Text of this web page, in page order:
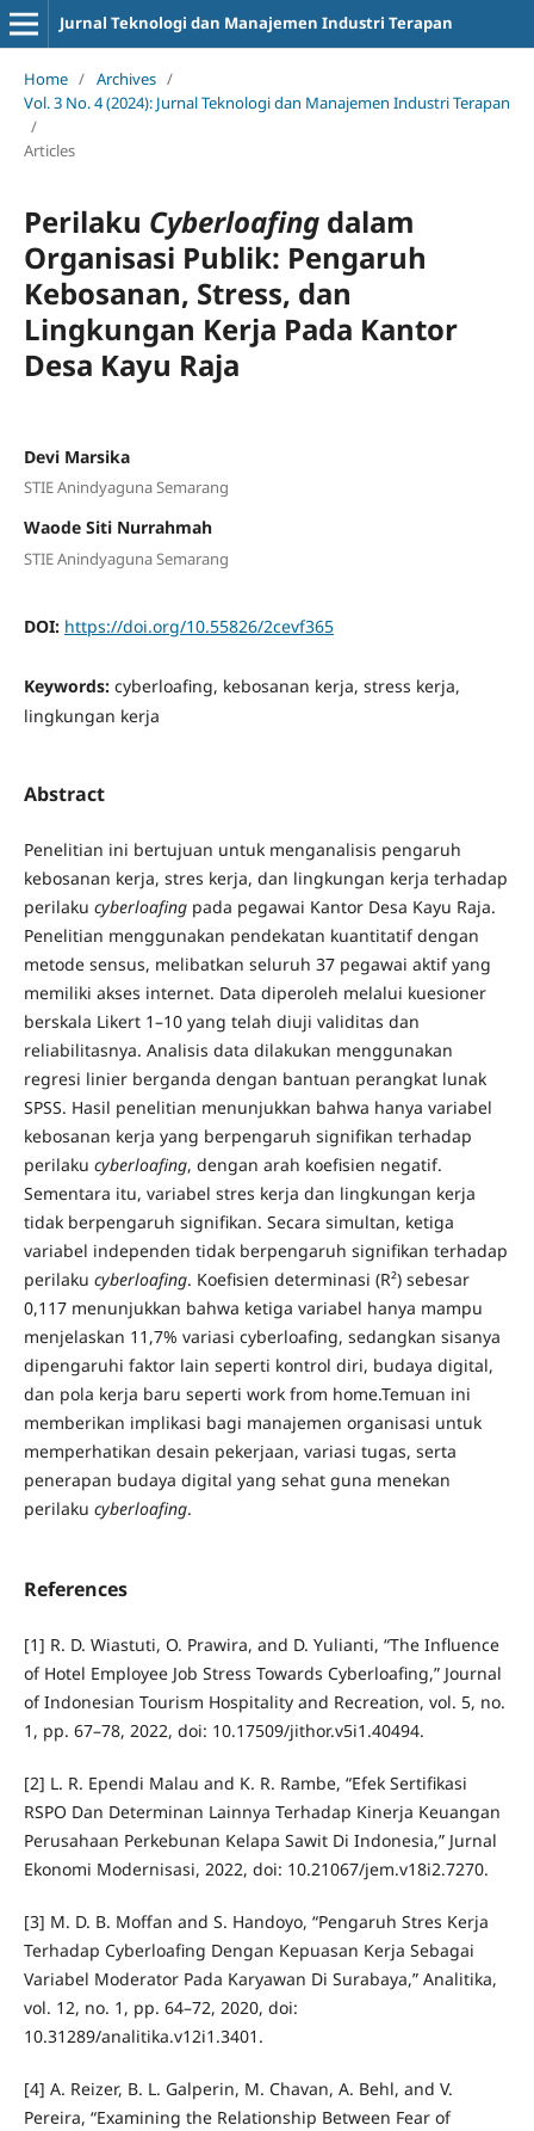
Jurnal Teknologi dan Manajemen Industri Terapan
Home / Archives /
Vol. 3 No. 4 (2024): Jurnal Teknologi dan Manajemen Industri Terapan
/
Articles
Perilaku Cyberloafingdalam
Organisasi Publik: Pengaruh
Kebosanan, Stress, dan
Lingkungan Kerja Pada Kantor
Desa Kayu Raja
Devi Marsika
STIE Anindyaguna Semarang
Waode Siti Nurrahmah
STIE Anindyaguna Semarang
DOI: https://doi.org/10.55826/2cevf365
Keywords: cyberloafing, kebosanan kerja, stress kerja,
lingkungan kerja
Abstract
Penelitian ini bertujuan untuk menganalisis pengaruh
kebosanan kerja, stres kerja, dan lingkungan kerja terhadap
perilaku cyberloafingpada pegawai Kantor Desa Kayu Raja.
Penelitian menggunakan pendekatan kuantitatif dengan
metode sensus, melibatkan seluruh 37 pegawai aktif yang
memiliki akses internet. Data diperoleh melalui kuesioner
berskala Likert 1–10 yang telah diuji validitas dan
reliabilitasnya. Analisis data dilakukan menggunakan
regresi linier berganda dengan bantuan perangkat lunak
SPSS. Hasil penelitian menunjukkan bahwa hanya variabel
kebosanan kerja yang berpengaruh signifikan terhadap
perilaku cyberloafing, dengan arah koefisien negatif.
Sementara itu, variabel stres kerja dan lingkungan kerja
tidak berpengaruh signifikan. Secara simultan, ketiga
variabel independen tidak berpengaruh signifikan terhadap
perilaku cyberloafing. Koefisien determinasi (R²) sebesar
0,117 menunjukkan bahwa ketiga variabel hanya mampu
menjelaskan 11,7% variasi cyberloafing, sedangkan sisanya
dipengaruhi faktor lain seperti kontrol diri, budaya digital,
dan pola kerja baru seperti work from home.Temuan ini
memberikan implikasi bagi manajemen organisasi untuk
memperhatikan desain pekerjaan, variasi tugas, serta
penerapan budaya digital yang sehat guna menekan
perilaku cyberloafing.
References
[1] R. D. Wiastuti, O. Prawira, and D. Yulianti, “The Influence
of Hotel Employee Job Stress Towards Cyberloafing,” Journal
of Indonesian Tourism Hospitality and Recreation, vol. 5, no.
1, pp. 67–78, 2022, doi: 10.17509/jithor.v5i1.40494.
[2] L. R. Ependi Malau and K. R. Rambe, “Efek Sertifikasi
RSPO Dan Determinan Lainnya Terhadap Kinerja Keuangan
Perusahaan Perkebunan Kelapa Sawit Di Indonesia,” Jurnal
Ekonomi Modernisasi, 2022, doi: 10.21067/jem.v18i2.7270.
[3] M. D. B. Moffan and S. Handoyo, “Pengaruh Stres Kerja
Terhadap Cyberloafing Dengan Kepuasan Kerja Sebagai
Variabel Moderator Pada Karyawan Di Surabaya,” Analitika,
vol. 12, no. 1, pp. 64–72, 2020, doi:
10.31289/analitika.v12i1.3401.
[4] A. Reizer, B. L. Galperin, M. Chavan, A. Behl, and V.
Pereira, “Examining the Relationship Between Fear of